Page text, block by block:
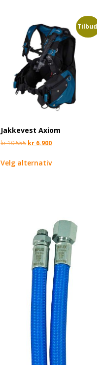
Tilbud!
Jakkevest Axiom
kr10.555 kr 6.900
Velg alternativ